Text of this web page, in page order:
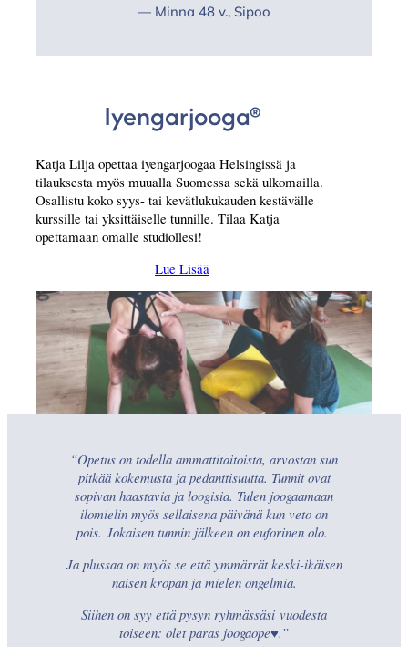
— Minna 48 v., Sipoo
Iyengarjooga®
Katja Lilja opettaa iyengarjoogaa Helsingissä ja
tilauksesta myös muualla Suomessa sekä ulkomailla.
Osallistu koko syys- tai kevätlukukauden kestävälle
kurssille tai yksittäiselle tunnille. Tilaa Katja
opettamaan omalle studiollesi!
Lue Lisää
“Opetus on todella ammattitaitoista, arvostan sun
pitkää kokemusta ja pedanttisuutta. Tunnit ovat
sopivan haastavia ja loogisia. Tulen joogaamaan
ilomielin myös sellaisena päivänä kun veto on
pois. Jokaisen tunnin jälkeen on euforinen olo.
Ja plussaa on myös se että ymmärrät keski-ikäisen
naisen kropan ja mielen ongelmia.
Siihen on syy että pysyn ryhmässäsi vuodesta
toiseen: olet paras joogaope♥️.”